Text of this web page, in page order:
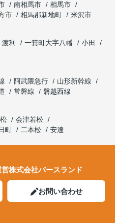
南相馬市
相馬市
市 相馬郡新地町
米沢市
渡利 一箕町大字八幡
小田
阿武隈急行
山形新幹線
常磐線
磐越西線
会津若松
町 二本松 安達
株式会社バースランド
お問い合わせ